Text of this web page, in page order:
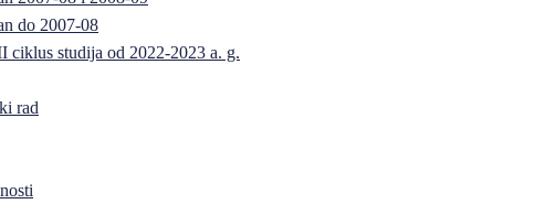
do 2007-08
ciklus studija od 2022-2023 a. g.
rad